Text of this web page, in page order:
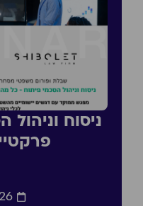
ניסוח